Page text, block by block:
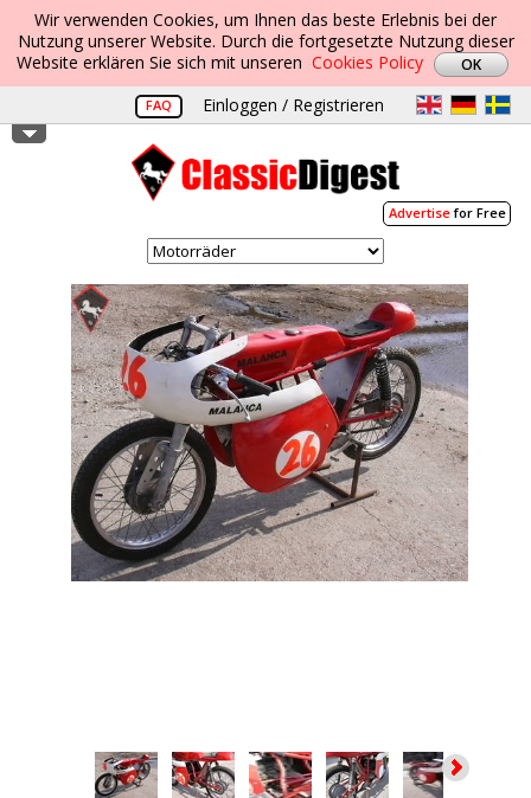
Wir verwenden Cookies, um Ihnen das beste Erlebnis bei der
Nutzung unserer Website. Durch die fortgesetzte Nutzung dieser
Website erklären Sie sich mit unseren Cookies Policy
FAQ Einloggen / Registrieren
Advertisefor Free